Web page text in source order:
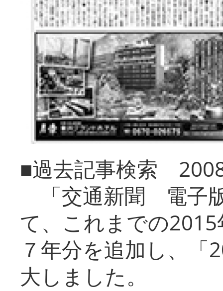
■過去記事検索
「交通新聞 電子
て、これまでの
７年分を追加し、「
大しまし